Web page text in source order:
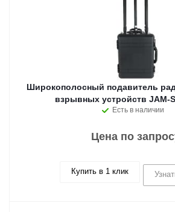
Широкополосный подавитель
взрывных устройств JAM-
Есть в наличии
Цена по
Купить в 1 клик